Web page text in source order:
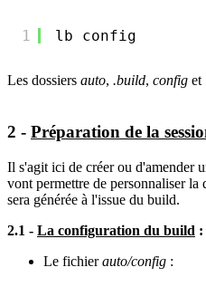
1 lb config
Les dossiers auto, .build, config et
2 - Préparation de la
Il s'agit ici de créer ou d'amender
vont permettre de personnaliser la
sera générée à l'issue du build.
2.1 - La configuration du build :
Le fichierauto/config :